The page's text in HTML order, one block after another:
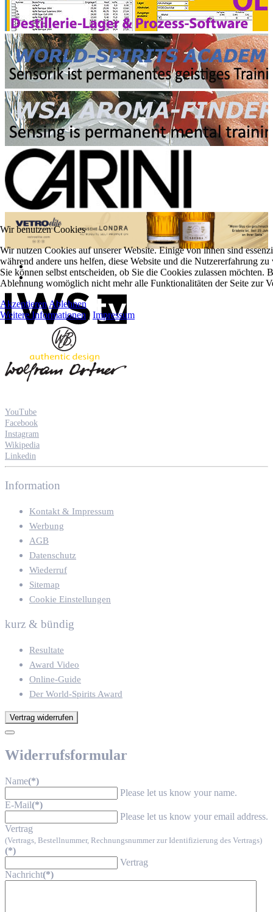
YouTube
Facebook
Instagram
Wikipedia
Linkedin
Information
Kontakt & Impressum
Werbung
AGB
Datenschutz
Wiederruf
Sitemap
Cookie Einstellungen
kurz & bündig
Resultate
Award Video
Online-Guide
Der World-Spirits Award
Vertrag widerrufen
Widerrufsformular
Name(*)
Please let us know your name.
E-Mail(*)
Please let us know your email address.
Vertrag
(Vertrags, Bestellnummer, Rechnungsnummer zur Identifizierung des Vertrags)
(*)
Vertrag
Nachricht(*)
Wir benutzen Cookies
Wir nutzen Cookies auf unserer Website. Einige von ihnen sind
während andere uns helfen, diese Website und die Nutzererfahrung
Sie können selbst entscheiden, ob Sie die Cookies zulassen möchten.
Ablehnung womöglich nicht mehr alle Funktionalitäten der Seite zur
Akzeptieren Ablehnen
Weitere Informationen | Impressum